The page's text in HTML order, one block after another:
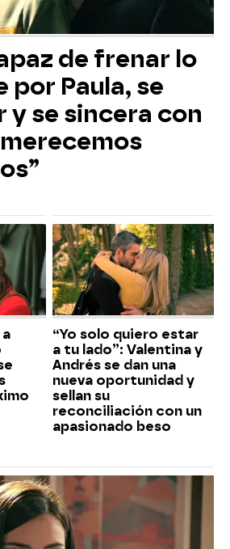
de frenar lo
por Paula, se
y se sincera con
“Yo solo quiero estar
a tu lado”: Valentina y
Andrés se dan una
nueva oportunidad y
sellan su
reconciliación con un
apasionado beso